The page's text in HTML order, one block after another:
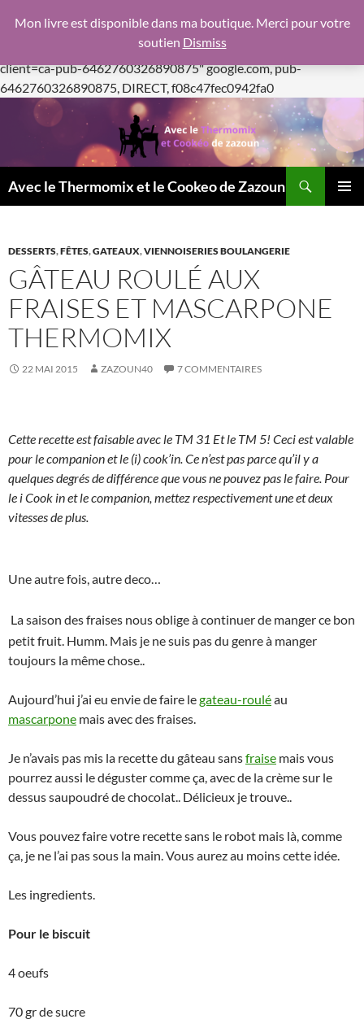
f08c47fec0942fa0
https://pagead2.googlesyndication.com/pagead/js/
client=ca-pub-6462760326890875"google.com, pub-
6462760326890875, DIRECT, f08c47fec0942fa0Aller
au
contenu
Avec le Thermomix et le Cookeo de Zazoun
DESSERTS,FÊTES,GATEAUX,VIENNOISERIES BOULANGERIE
GÂTEAU ROULÉ AUX
FRAISES ET MASCARPONE
THERMOMIX
22 MAI 2015 ZAZOUN40 7 COMMENTAIRES
Cette recette est faisable avec le TM 31 Et le TM 5! Ceci est valable
pour le companion et le (i) cook’in. Ce n’est pas parce qu’il y a
quelques degrés de différence que vous ne pouvez pas le faire. Pour
le i Cook in et le companion, mettez respectivement une et deux
vitesses de plus.
Une autre fois, autre deco…
La saison des fraises nous oblige à continuer de manger ce bon
petit fruit. Humm. Mais je ne suis pas du genre à manger
toujours la même chose..
Aujourd’hui j’ai eu envie de faire legateau-rouléau
mascarpone mais avec des fraises.
Je n’avais pas mis la recette du gâteau sansfraise mais vous
pourrez aussi le déguster comme ça, avec de la crème sur le
dessus saupoudré de chocolat.. Délicieux je trouve..
Vous pouvez faire votre recette sans le robot mais là, comme
ça, je ne l’ai pas sous la main. Vous aurez au moins cette idée.
Les ingredients.
Pour le biscuit
4 oeufs
70 gr de sucre
Mon livre est disponible dans ma boutique. Merci pour votre
soutien Dismiss